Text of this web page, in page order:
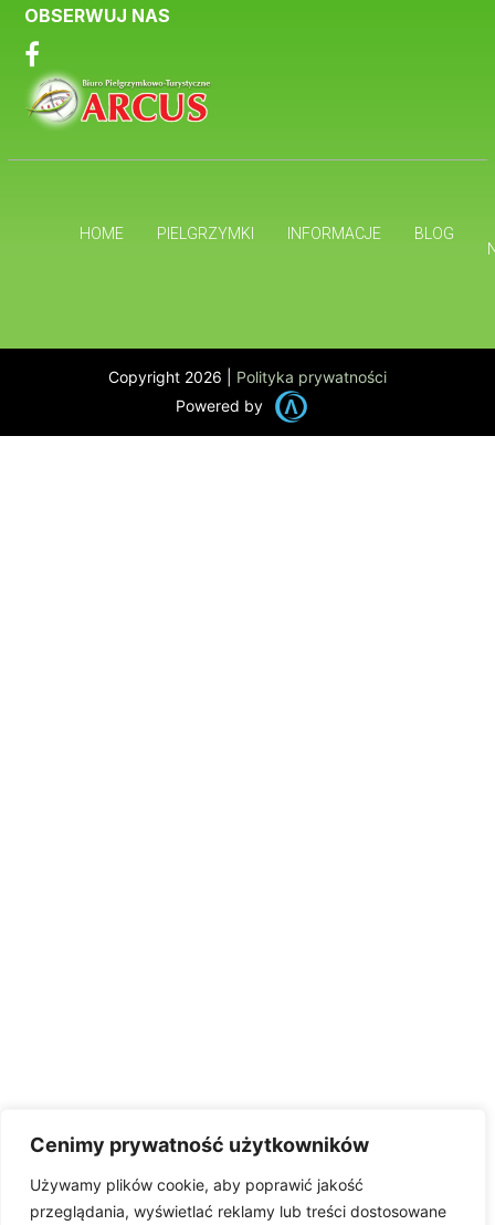
Cenimy prywatność użytkowników
Używamy plików cookie, aby poprawić jakość
przeglądania, wyświetlać reklamy lub treści dostosowane
OBSERWUJ NAS
HOME PIELGRZYMKI INFORMACJE
BLOG
Copyright 2026 | Polityka prywatności
Powered by